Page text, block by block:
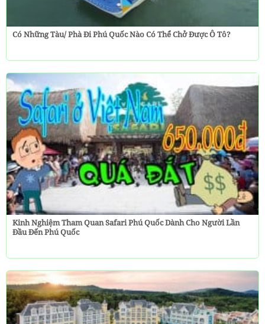
Có Những Tàu/ Phà Đi Phú Quốc Nào Có Thể Chở Được Ô Tô?
Kinh Nghiệm Tham Quan Safari Phú Quốc Dành Cho Người Lần
Đầu Đến Phú Quốc